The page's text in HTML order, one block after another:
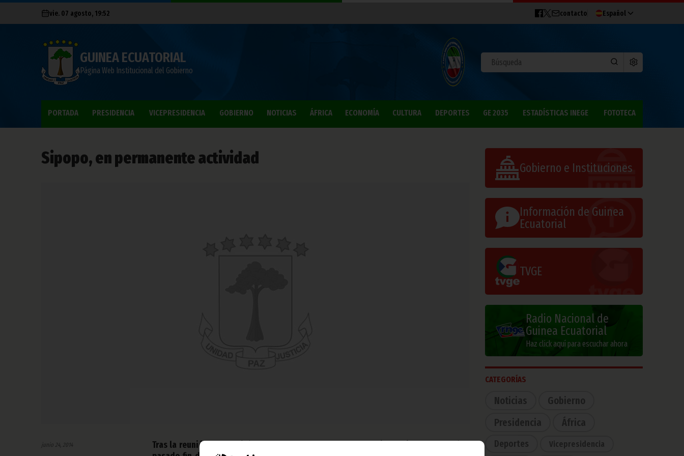
vie. 07 agosto, 19:52 contacto Español
GUINEA ECUATORIAL
Página Web Institucional del Gobierno
PORTADA PRESIDENCIA VICEPRESIDENCIA GOBIERNO NOTICIAS ÁFRICA ECONOMÍA CULTURA DEPORTES GE 2035 ESTADÍSTICAS INEGE FOTOTECA
Sipopo, en permanente actividad
junio 24, 2014
Tras la reunión del Comité de Representantes Permanentes (COREP), que se cerró el
Gobierno e Instituciones
Información de Guinea
Ecuatorial
TVGE
Radio Nacional de
Guinea Ecuatorial
Haz click aquí para escuchar ahora
CATEGORÍAS
Noticias
Gobierno
Presidencia
África
Deportes Vicepresidencia